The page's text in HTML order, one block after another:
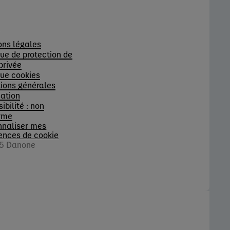
légales
de protection de
cookies
générales
: non
mes
de cookie
Danone